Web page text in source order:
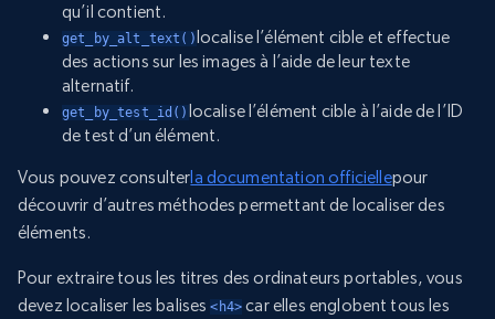
qu’il contient.
get_by_alt_text()localise l’élément cible et effectue
des actions sur les images à l’aide de leur texte
alternatif.
get_by_test_id() localise l’élément cible à l’aide de l’ID
de test d’un élément.
Vous pouvez consulterla documentation officiellepour
découvrir d’autres méthodes permettant de localiser des
éléments.
Pour extraire tous les titres des ordinateurs portables, vous
devez localiser les balises<h4> car elles englobent tous les